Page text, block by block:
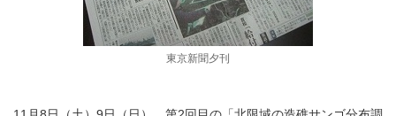
東京新聞夕刊